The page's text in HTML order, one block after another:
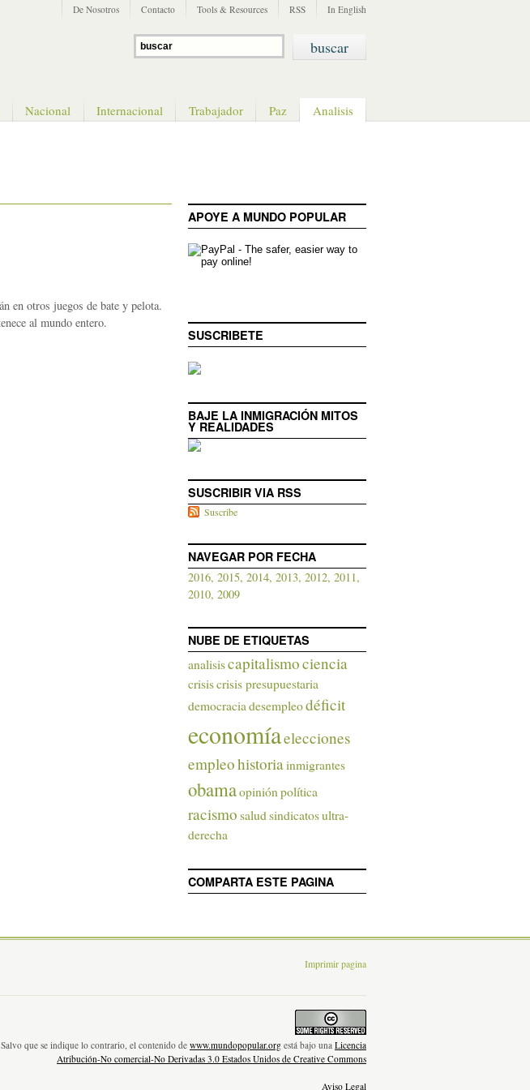
De Nosotros Contacto Tools & Resources RSS In English
Nacional Internacional Trabajador Paz Analisis
en otros juegos de bate y pelota.
al mundo entero.
APOYE A MUNDO POPULAR
SUSCRIBETE
BAJE LA INMIGRACIÓN MITOS
Y REALIDADES
SUSCRIBIR VIA RSS
Suscribe
NAVEGAR POR FECHA
2016, 2015, 2014, 2013, 2012, 2011,
2010, 2009
NUBE DE ETIQUETAS
analisiscapitalismociencia
crisiscrisis presupuestaria
democraciadesempleodéficit
economíaelecciones
empleohistoriainmigrantes
obamaopiniónpolítica
racismo saludsindicatosultra-
derecha
COMPARTA ESTE PAGINA
Imprimir pagina
Salvo que se indique lo contrario, el contenido de www.mundopopular.org está bajo una Licencia
Atribución-No comercial-No Derivadas 3.0 Estados Unidos de Creative Commons
Aviso Legal